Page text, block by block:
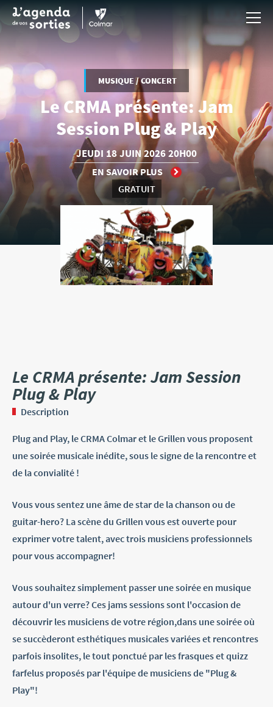
Aller au contenu principal
MUSIQUE / CONCERT
Le CRMA présente: Jam
Session Plug & Play
JEUDI 18 JUIN202620H00
EN SAVOIR PLUS
GRATUIT
Le CRMA présente: Jam Session
Plug & Play
Description
Plug and Play, le CRMA Colmar et le Grillen vous proposent
une soirée musicale inédite, sous le signe de la rencontre et
de la convialité !
Vous vous sentez une âme de star de la chanson ou de
guitar-hero? La scène du Grillen vous est ouverte pour
exprimer votre talent, avec trois musiciens professionnels
pour vous accompagner!
Vous souhaitez simplement passer une soirée en musique
autour d'un verre? Ces jams sessions sont l'occasion de
découvrir les musiciens de votre région,dans une soirée où
se succèderont esthétiques musicales variées et rencontres
parfois insolites, le tout ponctué par les frasques et quizz
farfelus proposés par l'équipe de musiciens de "Plug &
Play"!